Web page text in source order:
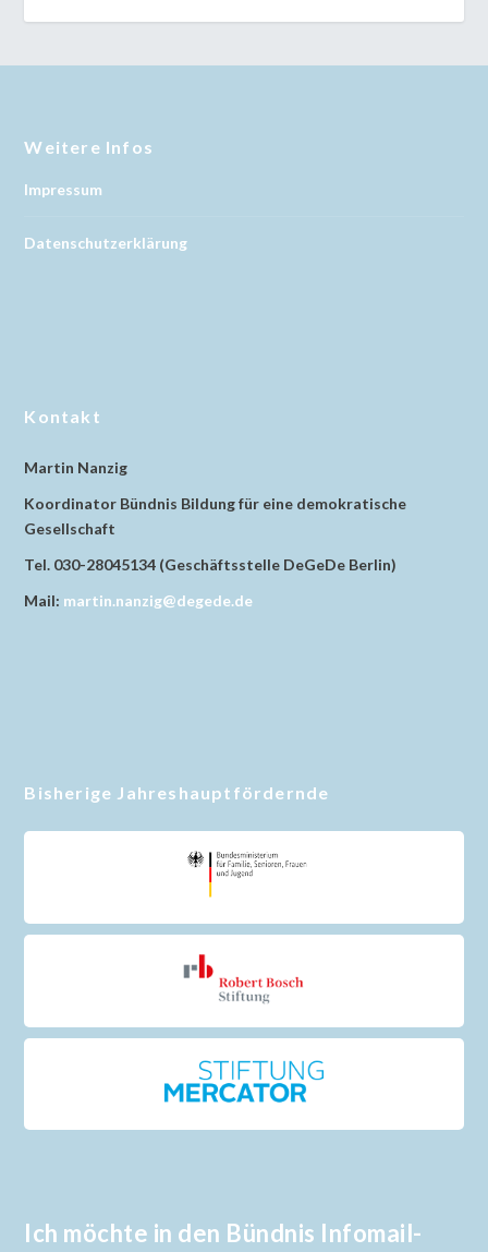
Weitere Infos
Impressum
Datenschutzerklärung
Kontakt
Martin Nanzig
Koordinator Bündnis Bildung für eine demokratische
Gesellschaft
Tel. 030-28045134 (Geschäftsstelle DeGeDe Berlin)
Mail: martin.nanzig@degede.de
Bisherige Jahreshauptfördernde
Ich möchte in den Bündnis Infomail-